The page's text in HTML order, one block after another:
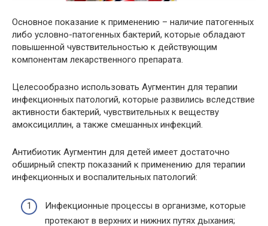
Основное показание к применению – наличие патогенных
либо условно-патогенных бактерий, которые обладают
повышенной чувствительностью к действующим
компонентам лекарственного препарата.
Целесообразно использовать Аугментин для терапии
инфекционных патологий, которые развились вследствие
активности бактерий, чувствительных к веществу
амоксициллин, а также смешанных инфекций.
Антибиотик Аугментин для детей имеет достаточно
обширный спектр показаний к применению для терапии
инфекционных и воспалительных патологий:
Инфекционные процессы в организме, которые
протекают в верхних и нижних путях дыхания;